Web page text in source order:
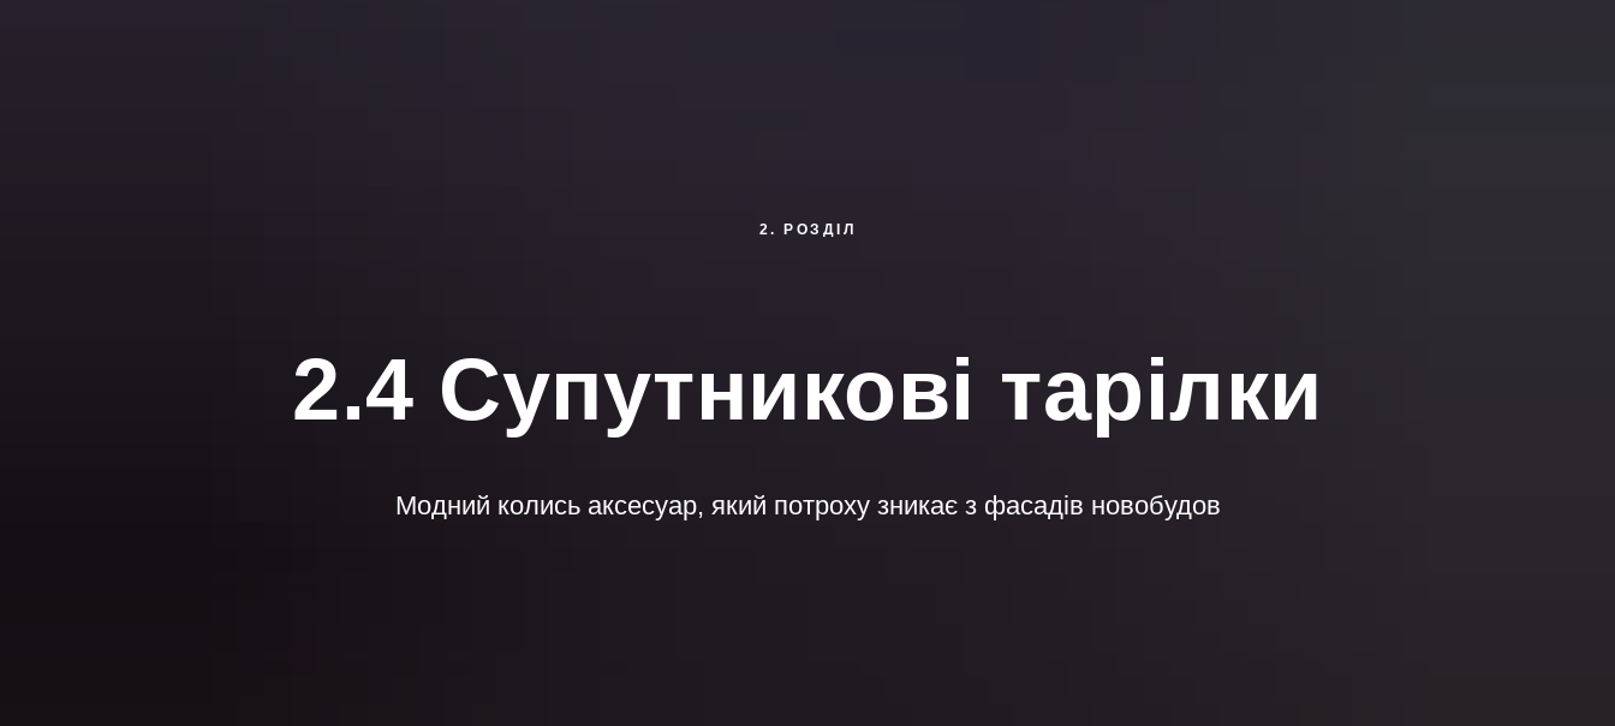
2. РОЗДІЛ
2.4 Супутникові тарілки
Модний колись аксесуар, який потроху зникає з фасадів новобудов